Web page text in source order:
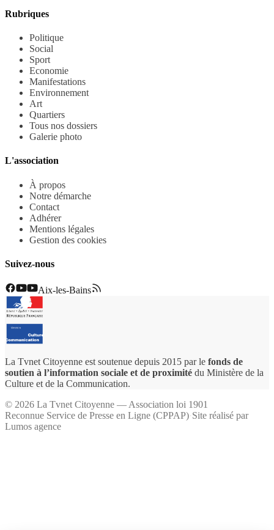
Rubriques
Politique
Social
Sport
Economie
Manifestations
Environnement
Art
Quartiers
Tous nos dossiers
Galerie photo
L'association
À propos
Notre démarche
Contact
Adhérer
Mentions légales
Gestion des cookies
Suivez-nous
Aix-les-Bains
La Tvnet Citoyenne est soutenue depuis 2015 par le fonds de
soutien à l’information sociale et de proximité du Ministère de la
Culture et de la Communication.
© 2026 La Tvnet Citoyenne — Association loi 1901
Reconnue Service de Presse en Ligne (CPPAP)·Site réalisé par
Lumos agence